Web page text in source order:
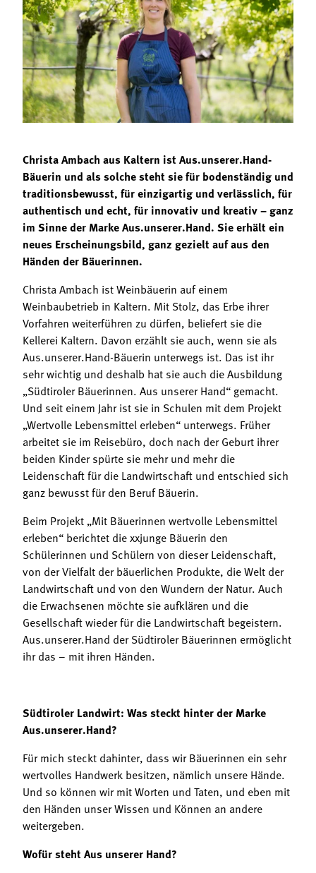
Mitgliedschaft
Landessekretariat
Bäuerliche Buffets
Hofgeschichten
Christa Ambach aus Kaltern ist Aus.unserer.Hand-
Bäuerin und als solche steht sie für bodenständig und
traditionsbewusst, für einzigartig und verlässlich, für
authentisch und echt, für innovativ und kreativ – ganz
im Sinne der Marke Aus.unserer.Hand. Sie erhält ein
neues Erscheinungsbild, ganz gezielt auf aus den
Händen der Bäuerinnen.
Christa Ambach ist Weinbäuerin auf einem
Weinbaubetrieb in Kaltern. Mit Stolz, das Erbe ihrer
Vorfahren weiterführen zu dürfen, beliefert sie die
Kellerei Kaltern. Davon erzählt sie auch, wenn sie als
Aus.unserer.Hand-Bäuerin unterwegs ist. Das ist ihr
sehr wichtig und deshalb hat sie auch die Ausbildung
„Südtiroler Bäuerinnen. Aus unserer Hand“ gemacht.
Und seit einem Jahr ist sie in Schulen mit dem Projekt
„Wertvolle Lebensmittel erleben“ unterwegs. Früher
arbeitet sie im Reisebüro, doch nach der Geburt ihrer
beiden Kinder spürte sie mehr und mehr die
Leidenschaft für die Landwirtschaft und entschied sich
ganz bewusst für den Beruf Bäuerin.
Beim Projekt „Mit Bäuerinnen wertvolle Lebensmittel
erleben“ berichtet die xxjunge Bäuerin den
Schülerinnen und Schülern von dieser Leidenschaft,
von der Vielfalt der bäuerlichen Produkte, die Welt der
Landwirtschaft und von den Wundern der Natur. Auch
die Erwachsenen möchte sie aufklären und die
Gesellschaft wieder für die Landwirtschaft begeistern.
Aus.unserer.Hand der Südtiroler Bäuerinnen ermöglicht
ihr das – mit ihren Händen.
Südtiroler Landwirt: Was steckt hinter der Marke
Aus.unserer.Hand?
Für mich steckt dahinter, dass wir Bäuerinnen ein sehr
wertvolles Handwerk besitzen, nämlich unsere Hände.
Und so können wir mit Worten und Taten, und eben mit
den Händen unser Wissen und Können an andere
weitergeben.
Wofür steht Aus unserer Hand?